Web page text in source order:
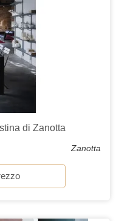
di Zanotta
Zanotta